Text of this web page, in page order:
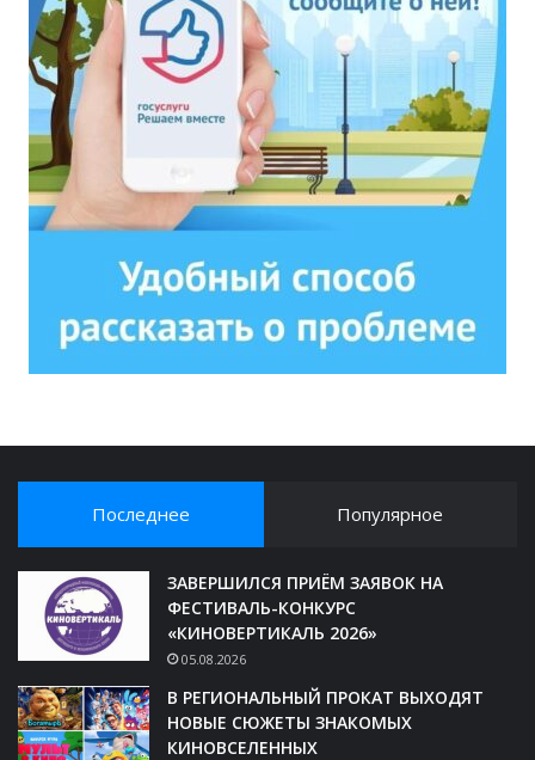
Последнее Популярное
ЗАВЕРШИЛСЯ ПРИЁМ ЗАЯВОК НА
ФЕСТИВАЛЬ-КОНКУРС
«КИНОВЕРТИКАЛЬ 2026»
05.08.2026
В РЕГИОНАЛЬНЫЙ ПРОКАТ ВЫХОДЯТ
НОВЫЕ СЮЖЕТЫ ЗНАКОМЫХ
КИНОВСЕЛЕННЫХ